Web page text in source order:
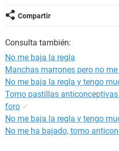
Compartir
Consulta también:
No me baja la regla
Manchas marrones pero no
No me baja la regla y tengo
Tomo pastillas
foro ✓
No me baja la regla y tengo
No me ha bajado, tomo